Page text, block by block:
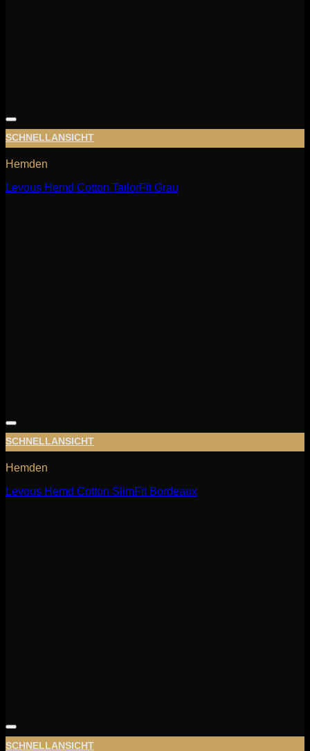
SCHNELLANSICHT
Hemden
Levous Hemd Cotton TailorFit Grau
SCHNELLANSICHT
Hemden
Levous Hemd Cotton SlimFit Bordeaux
SCHNELLANSICHT